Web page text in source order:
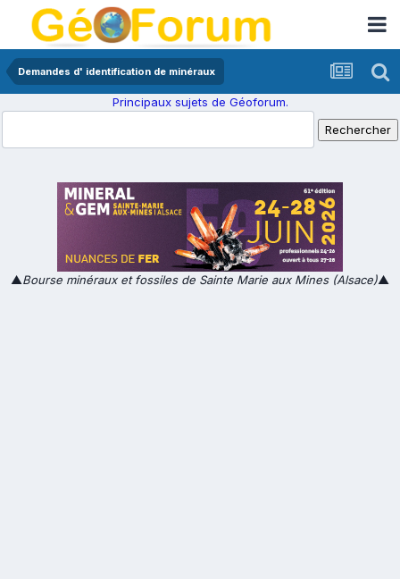
Demandes d' identification de minéraux
Principaux sujets de Géoforum.
▲Bourse minéraux et fossiles de Sainte Marie aux Mines (Alsace)▲